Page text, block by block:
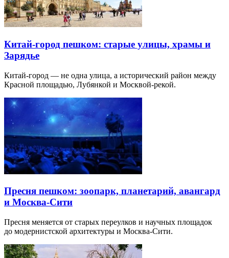
Китай-город пешком: старые улицы, храмы и
Зарядье
Китай-город — не одна улица, а исторический район между
Красной площадью, Лубянкой и Москвой-рекой.
Пресня пешком: зоопарк, планетарий, авангард
и Москва-Сити
Пресня меняется от старых переулков и научных площадок
до модернистской архитектуры и Москва-Сити.